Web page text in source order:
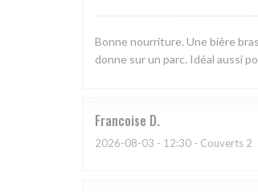
Bonne nourriture. Une bière
donne sur un parc. Idéal aussi
Francoise D
2026-08-03 - 12:30 - Couverts 2